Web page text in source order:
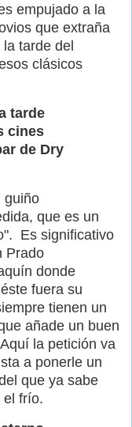
empujado a la
que extraña
tarde del
clásicos
tarde
cines
de Dry
guiño
que es un
Es significativo
Prado
donde
fuera su
tienen un
añade un buen
la petición va
a ponerle un
que ya sabe
el frío.